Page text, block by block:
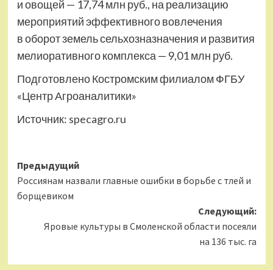
и овощей — 17,74 млн руб., на реализацию
мероприятий эффективного вовлечения
в оборот земель сельхозназначения и развития
мелиоративного комплекса — 9,01 млн руб.
Подготовлено Костромским филиалом ФГБУ
«Центр Агроаналитики»
Источник: specagro.ru
Навигация
записи
Предыдущий
Россиянам назвали главные ошибки в борьбе с тлей и
борщевиком
Следующий:
Яровые культуры в Смоленской области посеяли
на 136 тыс. га